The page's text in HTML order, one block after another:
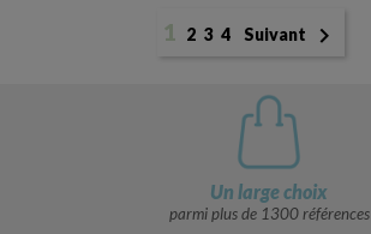
1 2 34 Suivant 
Un large choix
parmi plus de 1300 références